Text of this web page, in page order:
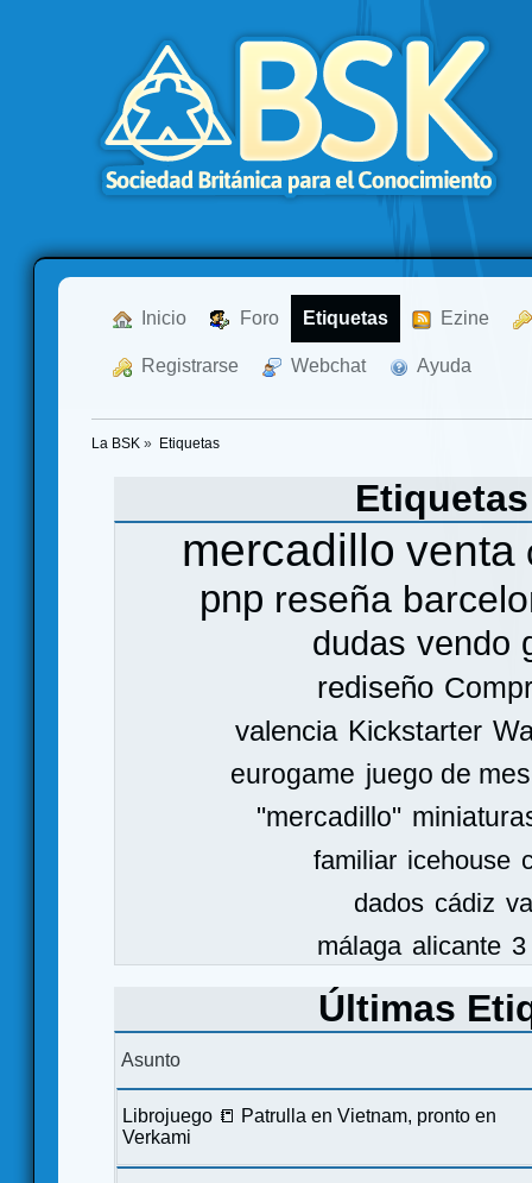
Inicio Foro Etiquetas Ezine
Registrarse Webchat Ayuda
La BSK » Etiquetas
mercadillo venta
pnp reseña
dudas vendo
rediseño
valencia Kickstarter
eurogame juego de
"mercadillo"
familiar icehouse
dados cádiz
málaga alicante
Últimas
Asunto
Librojuego 📒 Patrulla en Vietnam, pronto en
Verkami